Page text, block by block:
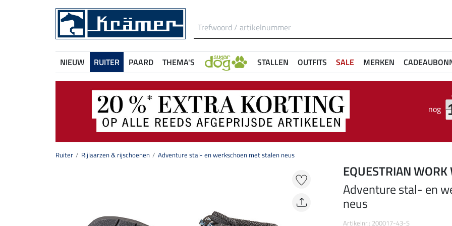
NIEUW RUITER PAARD THEMA'S STALLEN OUTFITS SALE MERKEN
nog
Ruiter Rijlaarzen & rijschoenen Adventure stal- en werkschoen met stalen neus
EQUESTRIAN WORK
Adventure stal- en
neus
Artikelnr.: 200017-43-S